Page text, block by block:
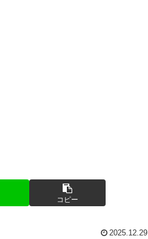
コピー
2025.12.29